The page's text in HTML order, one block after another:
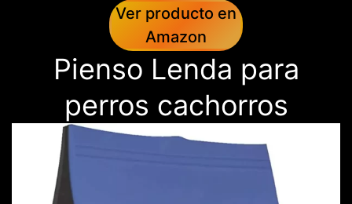
Ver producto en
Amazon
Pienso Lenda para
perros cachorros